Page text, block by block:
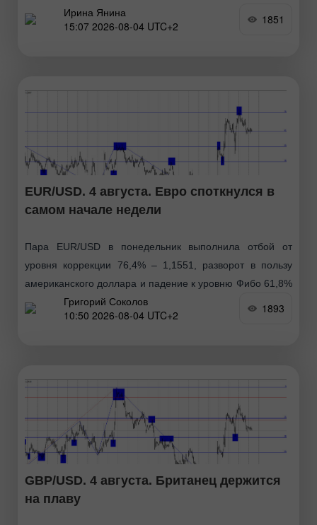
тренд в рамках привычного диапазона, который
удерживается около месяца. Консолидация в
Ирина Янина
15:07 2026-08-04 UTC+2
1851
EUR/USD. 4 августа. Евро споткнулся в
самом начале недели
Пара EUR/USD в понедельник выполнила отбой от
уровня коррекции 76,4% – 1,1551, разворот в пользу
американского доллара и падение к уровню Фибо 61,8%
– 1,1507. Отбой котировок сегодня от уровня
Григорий Соколов
10:50 2026-08-04 UTC+2
1893
GBP/USD. 4 августа. Британец держится
на плаву